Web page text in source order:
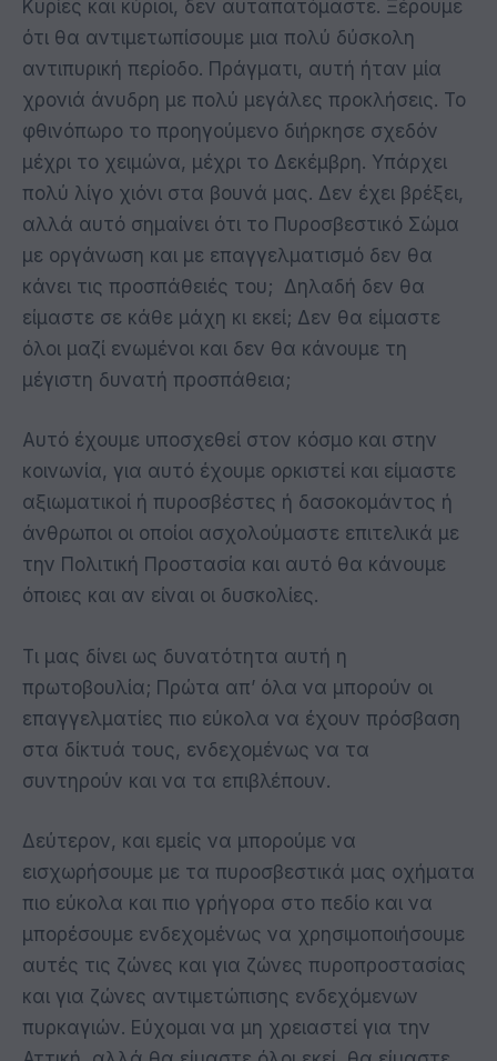
Κυρίες και κύριοι, δεν αυταπατόμαστε. Ξέρουμε
ότι θα αντιμετωπίσουμε μια πολύ δύσκολη
αντιπυρική περίοδο. Πράγματι, αυτή ήταν μία
χρονιά άνυδρη με πολύ μεγάλες προκλήσεις. Το
φθινόπωρο το προηγούμενο διήρκησε σχεδόν
μέχρι το χειμώνα, μέχρι το Δεκέμβρη. Υπάρχει
πολύ λίγο χιόνι στα βουνά μας. Δεν έχει βρέξει,
αλλά αυτό σημαίνει ότι το Πυροσβεστικό Σώμα
με οργάνωση και με επαγγελματισμό δεν θα
κάνει τις προσπάθειές του; Δηλαδή δεν θα
είμαστε σε κάθε μάχη κι εκεί; Δεν θα είμαστε
όλοι μαζί ενωμένοι και δεν θα κάνουμε τη
μέγιστη δυνατή προσπάθεια;
Αυτό έχουμε υποσχεθεί στον κόσμο και στην
κοινωνία, για αυτό έχουμε ορκιστεί και είμαστε
αξιωματικοί ή πυροσβέστες ή δασοκομάντος ή
άνθρωποι οι οποίοι ασχολούμαστε επιτελικά με
την Πολιτική Προστασία και αυτό θα κάνουμε
όποιες και αν είναι οι δυσκολίες.
Τι μας δίνει ως δυνατότητα αυτή η
πρωτοβουλία; Πρώτα απ’ όλα να μπορούν οι
επαγγελματίες πιο εύκολα να έχουν πρόσβαση
στα δίκτυά τους, ενδεχομένως να τα
συντηρούν και να τα επιβλέπουν.
Δεύτερον, και εμείς να μπορούμε να
εισχωρήσουμε με τα πυροσβεστικά μας οχήματα
πιο εύκολα και πιο γρήγορα στο πεδίο και να
μπορέσουμε ενδεχομένως να χρησιμοποιήσουμε
αυτές τις ζώνες και για ζώνες πυροπροστασίας
και για ζώνες αντιμετώπισης ενδεχόμενων
πυρκαγιών. Εύχομαι να μη χρειαστεί για την